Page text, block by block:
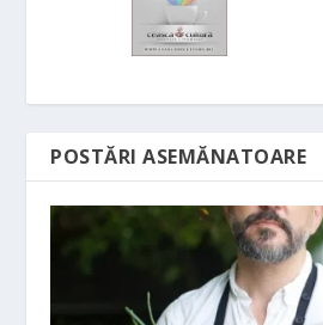
POSTĂRI ASEMĂNATOARE